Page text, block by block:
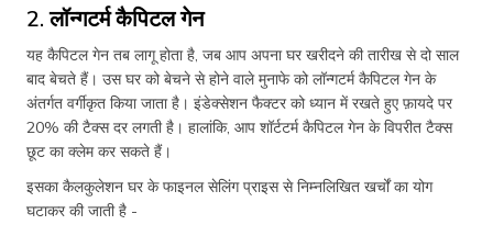
2. लॉन्गटर्म कैपिटल गेन
यह कैपिटल गेन तब लागू होता है, जब आप अपना घर खरीदने की तारीख से दो साल
बाद बेचते हैं। उस घर को बेचने से होने वाले मुनाफे को लॉन्गटर्म कैपिटल गेन के
अंतर्गत वर्गीकृत किया जाता है। इंडेक्सेशन फैक्टर को ध्यान में रखते हुए फ़ायदे पर
20% की टैक्स दर लगती है। हालांकि, आप शॉर्टटर्म कैपिटल गेन के विपरीत टैक्स
छूट का क्लेम कर सकते हैं।
इसका कैलकुलेशन घर के फाइनल सेलिंग प्राइस से निम्नलिखित खर्चों का योग
घटाकर की जाती है -